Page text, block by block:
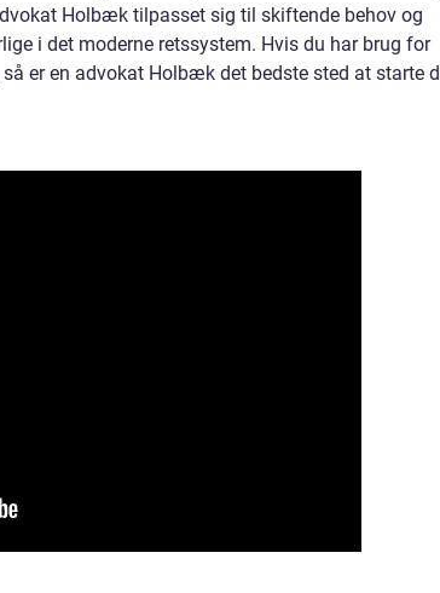
Holbæk tilpasset sig til skiftende behov og
i det moderne retssystem. Hvis du har brug for
er en advokat Holbæk det bedste sted at starte